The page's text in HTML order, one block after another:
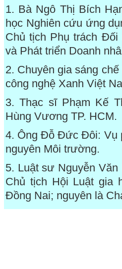
1. Bà Ngô Thị Bích
học Nghiên cứu ứng
Chủ tịch Phụ trách
và Phát triển Doanh
2. Chuyên gia sáng
công nghệ Xanh Việt
3. Thạc sĩ Phạm Kế
Hùng Vương TP. HCM.
4. Ông Đỗ Đức Đôi: Vụ
nguyên Môi trường.
5. Luật sư Nguyễn
Chủ tịch Hội Luật gia
Đồng Nai; nguyên là